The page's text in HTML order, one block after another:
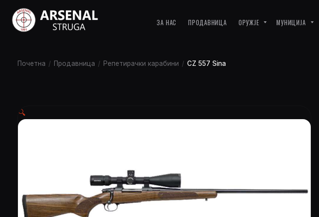
ЗА НАС ПРОДАВНИЦА ОРУЖЈЕ МУНИЦИЈА
Почетна / Продавница / Репетирачки карабини / CZ 557 Sina
🔍